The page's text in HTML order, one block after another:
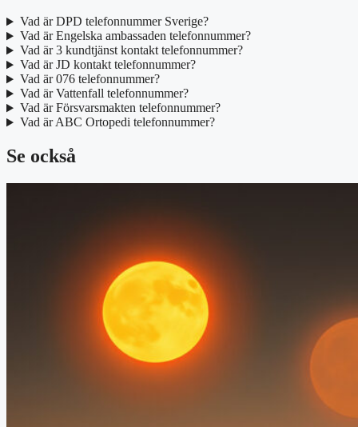
Vad är DPD telefonnummer Sverige?
Vad är Engelska ambassaden telefonnummer?
Vad är 3 kundtjänst kontakt telefonnummer?
Vad är JD kontakt telefonnummer?
Vad är 076 telefonnummer?
Vad är Vattenfall telefonnummer?
Vad är Försvarsmakten telefonnummer?
Vad är ABC Ortopedi telefonnummer?
Se också